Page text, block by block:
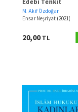
M. Akif Özdoğan
Ensar Neşriyat (2021)
20,00TL